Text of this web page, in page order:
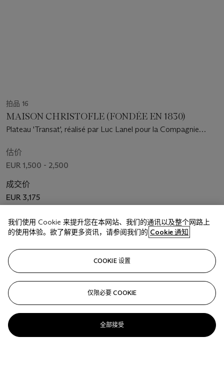
拍品 16
MAISON CHRISTOFLE (FONDÉE EN 1830)
Plateau 'Transat', réalisé par Luc Lanel pour la Compagnie
估价
EUR 1,500 - 2,500
成交价
EUR 3,175
关注
我们使用 Cookie 来提升您在本网站、我们的通讯以及整个网路上
的使用体验。欲了解更多资讯，请参阅我们的 Cookie 通知
COOKIE 设置
仅限必要 COOKIE
全部接受